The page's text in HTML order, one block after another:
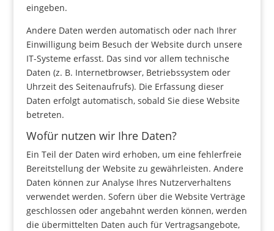
eingeben.
Andere Daten werden automatisch oder nach Ihrer
Einwilligung beim Besuch der Website durch unsere
IT-Systeme erfasst. Das sind vor allem technische
Daten (z. B. Internetbrowser, Betriebssystem oder
Uhrzeit des Seitenaufrufs). Die Erfassung dieser
Daten erfolgt automatisch, sobald Sie diese Website
betreten.
Wofür nutzen wir Ihre Daten?
Ein Teil der Daten wird erhoben, um eine fehlerfreie
Bereitstellung der Website zu gewährleisten. Andere
Daten können zur Analyse Ihres Nutzerverhaltens
verwendet werden. Sofern über die Website Verträge
geschlossen oder angebahnt werden können, werden
die übermittelten Daten auch für Vertragsangebote,